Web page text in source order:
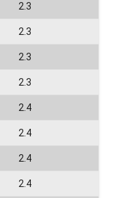
2.3
2.3
2.3
2.3
2.4
2.4
2.4
2.4